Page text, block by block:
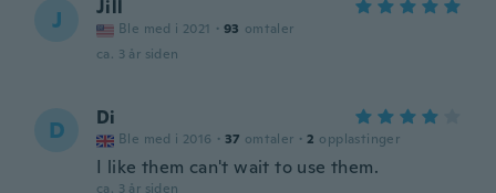
J Jill
Ble med i 2021 · 93 omtaler
ca. 3 år siden
D Di
Ble med i 2016 · 37 omtaler · 2 opplastinger
I like them can't wait to use them.
ca. 3 år siden